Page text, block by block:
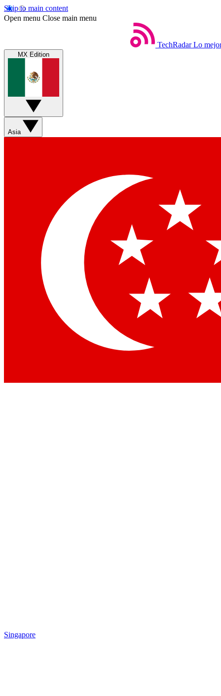
Skip to main content
Open menu Close main menu
TechRadar Lo
MX Edition
Asia
Singapore